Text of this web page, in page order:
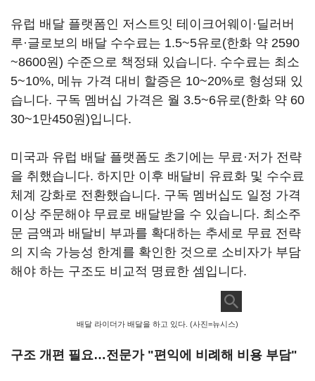
유럽 배달 플랫폼인 저스트잇 테이크어웨이·딜러버
루·글로보의 배달 수수료는 1.5~5유로(한화 약 2590
~8600원) 수준으로 책정돼 있습니다. 수수료는 최소
5~10%, 메뉴 가격 대비 할증은 10~20%로 형성돼 있
습니다. 구독 멤버십 가격은 월 3.5~6유로(한화 약 60
30~1만450원)입니다.
미국과 유럽 배달 플랫폼도 초기에는 무료·저가 전략
을 취했습니다. 하지만 이후 배달비 유료화 및 수수료
체계 강화로 전환했습니다. 구독 멤버십도 일정 가격
이상 주문해야 무료로 배달받을 수 있습니다. 최소주
문 금액과 배달비 부과를 확대하는 추세로 무료 전략
의 지속 가능성 한계를 확인한 것으로 소비자가 부담
해야 하는 구조도 비교적 명료한 셈입니다.
배달 라이더가 배달을 하고 있다. (사진=뉴시스)
구조 개편 필요…전문가 "편익에 비례해 비용 부담"